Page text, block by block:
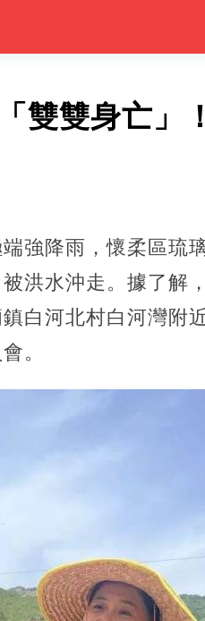
雙雙身亡」
強降雨，懷柔區琉
洪水沖走。據了解
白河北村白河灣附
。